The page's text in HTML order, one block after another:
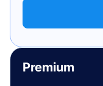
Premium